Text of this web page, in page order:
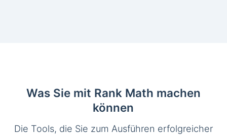
Was Sie mit Rank Math machen
können
Die Tools, die Sie zum Ausführen erfolgreicher